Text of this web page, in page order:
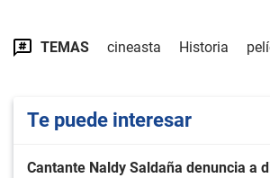
TEMAS cineasta Historia
Te puede interesar
Cantante Naldy Saldaña denuncia a